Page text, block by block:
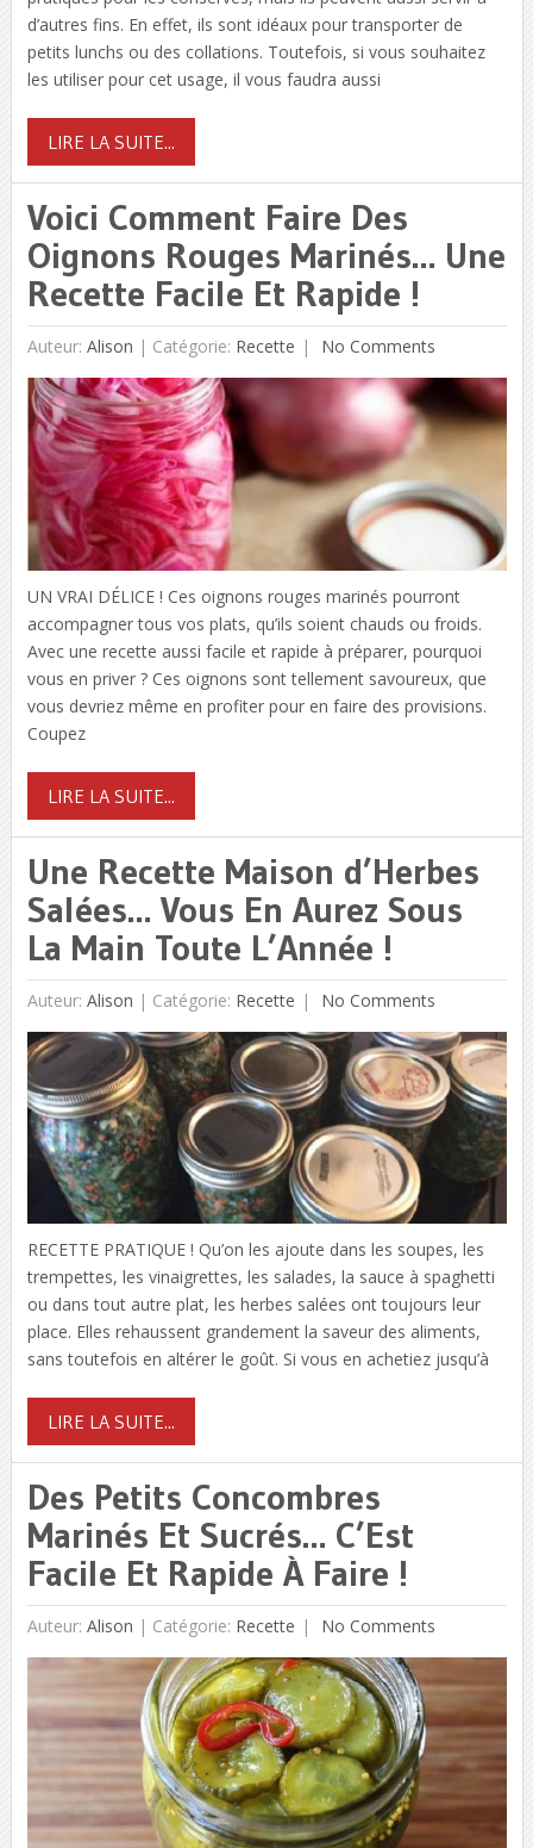
d’autres fins. En effet, ils sont idéaux pour transporter de
petits lunchs ou des collations. Toutefois, si vous souhaitez
les utiliser pour cet usage, il vous faudra aussi
LIRE LA SUITE...
Voici Comment Faire Des
Oignons Rouges Marinés… Une
Recette Facile Et Rapide !
Auteur: Alison | Catégorie: Recette No Comments
UN VRAI DÉLICE ! Ces oignons rouges marinés pourront
accompagner tous vos plats, qu’ils soient chauds ou froids.
Avec une recette aussi facile et rapide à préparer, pourquoi
vous en priver ? Ces oignons sont tellement savoureux, que
vous devriez même en profiter pour en faire des provisions.
Coupez
LIRE LA SUITE...
Une Recette Maison d’Herbes
Salées… Vous En Aurez Sous
La Main Toute L’Année !
Auteur: Alison | Catégorie: Recette No Comments
RECETTE PRATIQUE ! Qu’on les ajoute dans les soupes, les
trempettes, les vinaigrettes, les salades, la sauce à spaghetti
ou dans tout autre plat, les herbes salées ont toujours leur
place. Elles rehaussent grandement la saveur des aliments,
sans toutefois en altérer le goût. Si vous en achetiez jusqu’à
LIRE LA SUITE...
Des Petits Concombres
Marinés Et Sucrés… C’Est
Facile Et Rapide À Faire !
Auteur: Alison | Catégorie: Recette No Comments